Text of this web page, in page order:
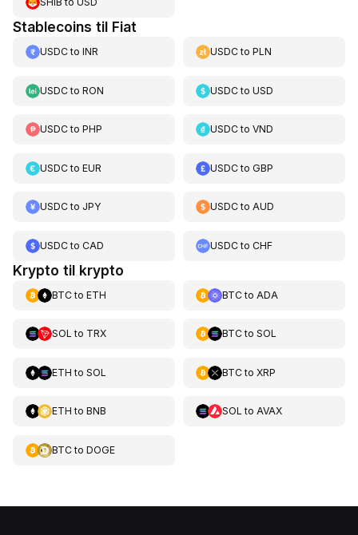
Stablecoins til Fiat
USDCto INR USDCtoPLN
USDCto RON USDCtoUSD
USDCto PHP USDCtoVND
USDCto EUR USDCtoGBP
USDCto JPY USDCtoAUD
USDCto CAD USDCtoCHF
Krypto til krypto
BTCto ETH BTCto ADA
SOL to TRX BTCto SOL
ETH to SOL BTCto XRP
ETH to BNB SOL to AVAX
BTCto DOGE